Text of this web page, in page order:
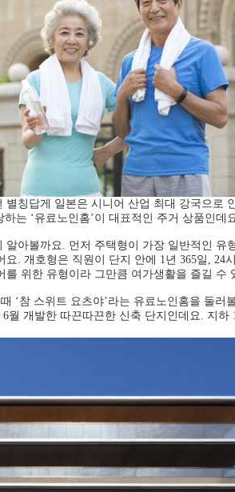
별칭답게 일본은 시니어 산업 최대 강국으
하는 ‘유료노인홈’이 대표적인 주거 상품인
아볼까요. 먼저 주택형이 가장 일반적인
. 개호형은 직원이 단지 안에 1년 365일,
를 위한 유형이라 그만큼 여가생활을 즐길 수
‘참 스위트 요츠야’라는 유료노인홈을 둘
월 개발한 따끈따끈한 신축 단지인데요. 지